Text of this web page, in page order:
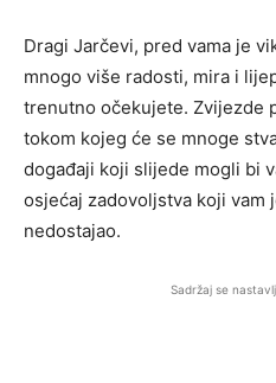
Dragi Jarčevi, pred vama je
mnogo više radosti, mira i
trenutno očekujete. Zvijezde
tokom kojeg će se mnoge
događaji koji slijede mogli bi
osjećaj zadovoljstva koji vam
nedostajao.
Sadržaj se